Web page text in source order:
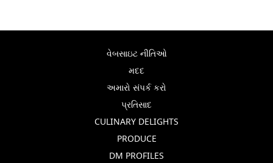
વેબસાઇટ નીતિઓ
મદદ
અમારો સંપર્ક કરો
પ્રતિસાદ
CULINARY DELIGHTS
PRODUCE
DM PROFILES